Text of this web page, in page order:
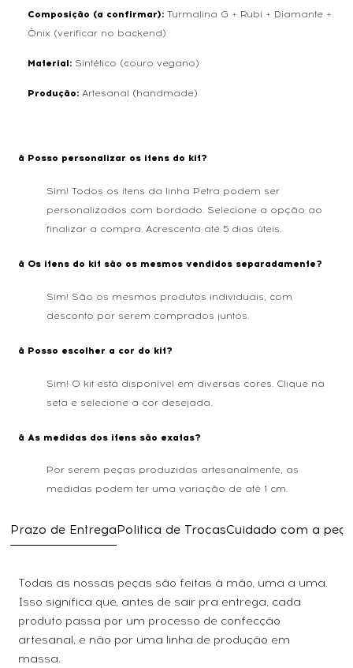
Composição (a confirmar): Turmalina G + Rubi + Diamante +
Ônix (verificar no backend)
Material: Sintético (couro vegano)
Produção: Artesanal (handmade)
â Posso personalizar os itens do kit?
Sim! Todos os itens da linha Petra podem ser
personalizados com bordado. Selecione a opção ao
finalizar a compra. Acrescenta até 5 dias úteis.
â Os itens do kit são os mesmos vendidos separadamente?
Sim! São os mesmos produtos individuais, com
desconto por serem comprados juntos.
â Posso escolher a cor do kit?
Sim! O kit está disponível em diversas cores. Clique na
seta e selecione a cor desejada.
â As medidas dos itens são exatas?
Por serem peças produzidas artesanalmente, as
medidas podem ter uma variação de até 1 cm.
Prazo de Entrega Politica de TrocasCuidado com a
Todas as nossas peças são feitas à mão, uma a uma.
Isso significa que, antes de sair pra entrega, cada
produto passa por um processo de confecção
artesanal, e não por uma linha de produção em
massa.